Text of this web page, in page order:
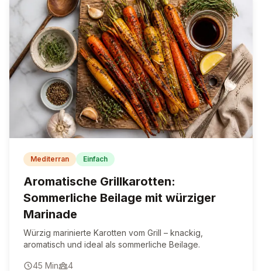
Mediterran Einfach
Aromatische Grillkarotten:
Sommerliche Beilage mit würziger
Marinade
Würzig marinierte Karotten vom Grill – knackig,
aromatisch und ideal als sommerliche Beilage.
45 Min 4